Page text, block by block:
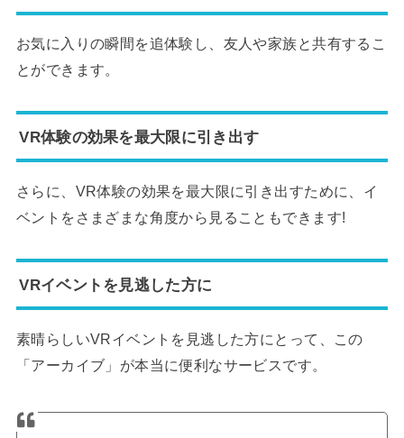
お気に入りの瞬間を追体験し、友人や家族と共有するこ
とができます。
VR体験の効果を最大限に引き出す
さらに、VR体験の効果を最大限に引き出すために、イ
ベントをさまざまな角度から見ることもできます!
VRイベントを見逃した方に
素晴らしいVRイベントを見逃した方にとって、この
「アーカイブ」が本当に便利なサービスです。